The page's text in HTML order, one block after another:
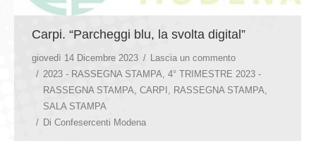
Carpi. “Parcheggi blu, la svolta digital”
giovedì 14 Dicembre 2023
Lascia un commento
2023 - RASSEGNA STAMPA, 4° TRIMESTRE 2023 -
RASSEGNA STAMPA, CARPI , RASSEGNA STAMPA,
SALA STAMPA
Di Confesercenti Modena